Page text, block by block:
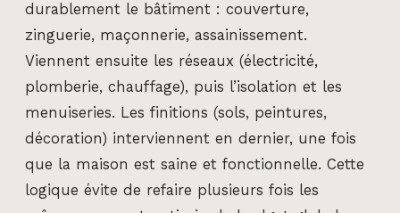
durablement le bâtiment : couverture,
zinguerie, maçonnerie, assainissement.
Viennent ensuite les réseaux (électricité,
plomberie, chauffage), puis l’isolation et les
menuiseries. Les finitions (sols, peintures,
décoration) interviennent en dernier, une fois
que la maison est saine et fonctionnelle. Cette
logique évite de refaire plusieurs fois les